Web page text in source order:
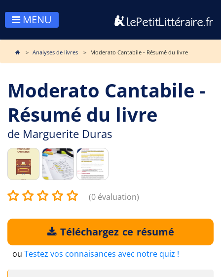
MENU
Analyses de livres Moderato Cantabile - Résumé du livre
Moderato Cantabile -
Résumé du livre
de Marguerite Duras
(0 évaluation)
Téléchargez ce résumé
ou Testez vos connaisances avec notre quiz !